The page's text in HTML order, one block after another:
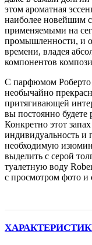
этом ароматная
наиболее новейшим
применяемыми на
промышленности, и
времени, владея
компонентов
С парфюмом Роберто
необычайно
притягивающей
вы постоянно будете
Конкретно этот
индивидуальность и
необходимую
выделить с серой
туалетную воду
с просмотром фото